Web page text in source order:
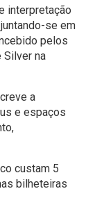
interpretação
se em
pelos
Silver na
a
e espaços
custam 5
bilheteiras